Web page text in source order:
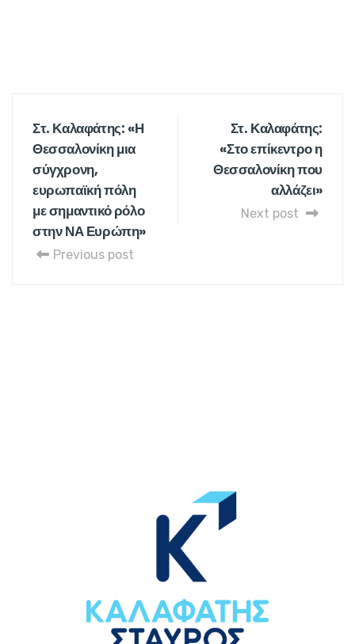
Στ. Καλαφάτης: «Η
Θεσσαλονίκη μια
σύγχρονη,
ευρωπαϊκή πόλη
με σημαντικό ρόλο
στην ΝΑ Ευρώπη»
Previous post
Στ. Καλαφάτης:
«Στο επίκεντρο η
Θεσσαλονίκη που
αλλάζει»
Next post